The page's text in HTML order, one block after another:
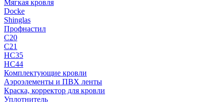
Мягкая кровля
Docke
Shinglas
Профнастил
C20
C21
НС35
НС44
Комплектующие кровли
Аэроэлементы и ПВХ ленты
Краска, корректор для кровли
Уплотнитель